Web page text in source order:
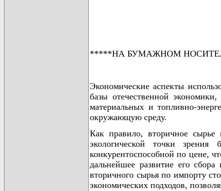
*****НА БУМАЖНОМ
Экономические аспекты
базы отечественной
материальных и топливно-
окружающую среду.
Как правило, вторичное
экологической точки зрения
конкурентоспособной по цене,
дальнейшее развитие его
вторичного сырья по импорту
экономических подходов,